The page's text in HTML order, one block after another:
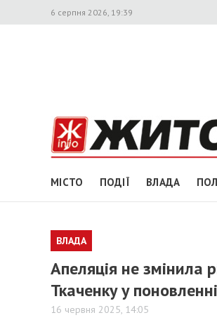
6 серпня 2026, 19:39
МІСТО ПОДІЇ ВЛАДА
ВЛАДА
Апеляція не змінила
Ткаченку у
16 червня 2025, 14:05